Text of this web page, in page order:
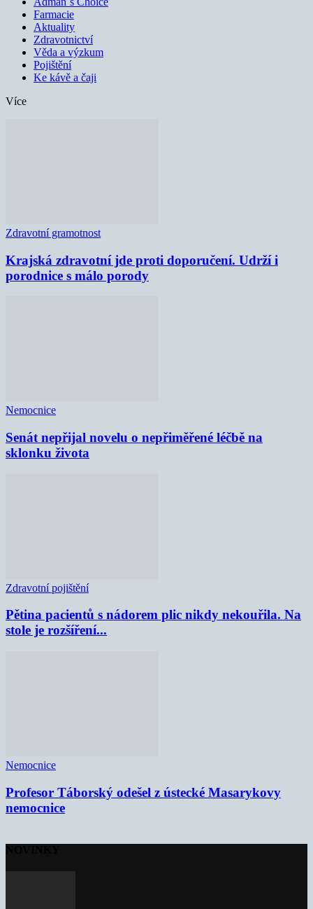
Farmacie
Aktuality
Zdravotnictví
Věda a výzkum
Pojištění
Ke kávě a čaji
Více
Zdravotní gramotnost
Krajská zdravotní jde proti doporučení. Udrží i
porodnice s málo porody
Nemocnice
Senát nepřijal novelu o nepřiměřené léčbě na
sklonku života
Zdravotní pojištění
Pětina pacientů s nádorem plic nikdy nekouřila. Na
stole je rozšíření...
Nemocnice
Profesor Táborský odešel z ústecké Masarykovy
nemocnice